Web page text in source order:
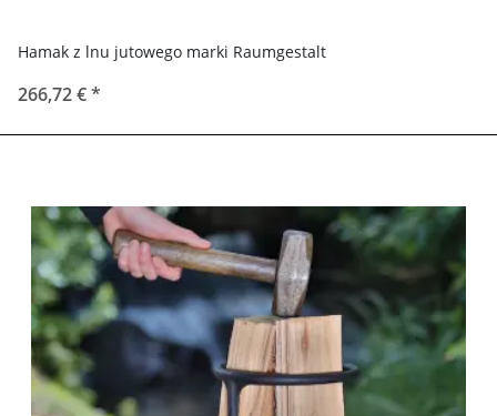
Hamak z lnu jutowego marki Raumgestalt
266,72 €*